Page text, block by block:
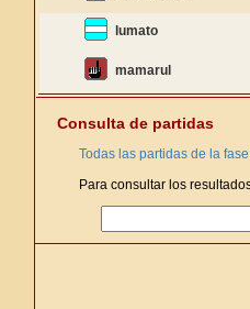
lumato
mamarul
Consulta de partidas
Todas las partidas de la fase
Para consultar los